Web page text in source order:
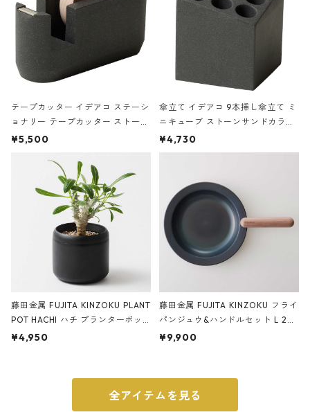
テープカッター イデアコ ステーシ
ョナリー テープカッター ストーン
サンドカラー 石調 ideaco Station
¥5,500
傘立て イデアコ 9本挿し傘立て ミ
ニキューブ ストーンサンドカラー
石調 ideaco Umbrella Stand CUB
E ストーンサンドブラック
¥4,730
藤田金属 FUJITA KINZOKU PLANT
POT HACHI ハチ プランターポッ
ト 3号 ブラック
¥4,950
藤田金属 FUJITA KINZOKU フライ
パンジュウ&ハンドルセット L 24c
m ガス火・IH対応 鉄フライパン
¥9,900
全アイテムを見る